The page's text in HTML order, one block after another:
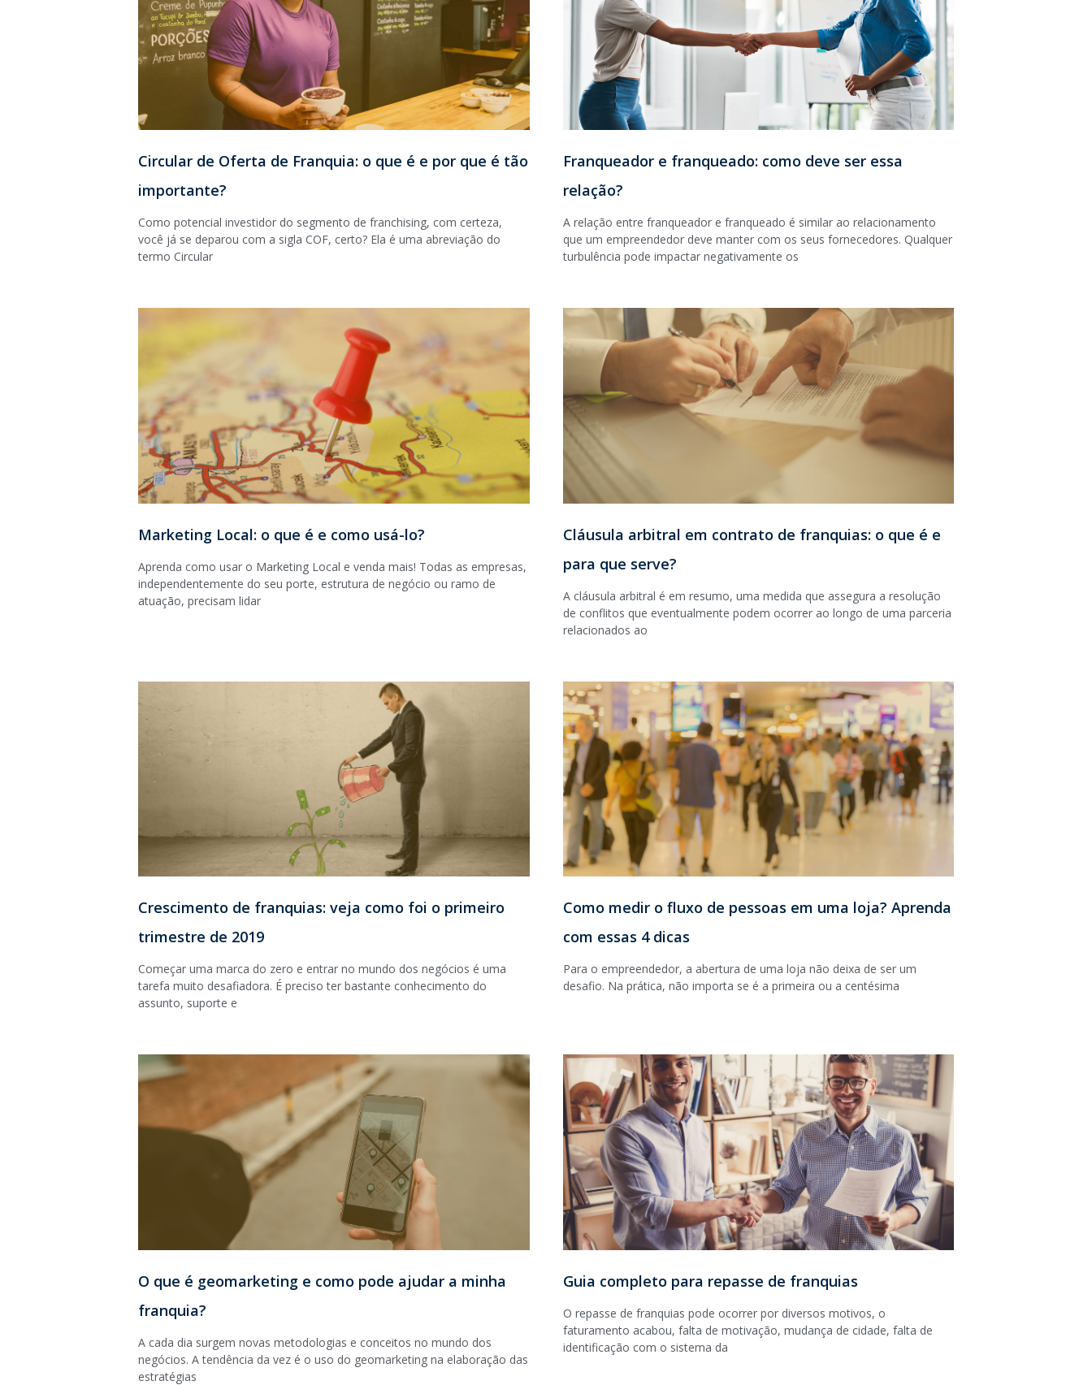
Circular de Oferta de Franquia: o que é e por que é tão
importante?
Como potencial investidor do segmento de franchising, com certeza,
você já se deparou com a sigla COF, certo? Ela é uma abreviação do
termo Circular
Franqueador e franqueado: como deve ser essa
relação?
A relação entre franqueador e franqueado é similar ao relacionamento
que um empreendedor deve manter com os seus fornecedores. Qualquer
turbulência pode impactar negativamente os
Marketing Local: o que é e como usá-lo?
Aprenda como usar o Marketing Local e venda mais! Todas as empresas,
independentemente do seu porte, estrutura de negócio ou ramo de
atuação, precisam lidar
Cláusula arbitral em contrato de franquias: o que é e
para que serve?
A cláusula arbitral é em resumo, uma medida que assegura a resolução
de conflitos que eventualmente podem ocorrer ao longo de uma parceria
relacionados ao
Crescimento de franquias: veja como foi o primeiro
trimestre de 2019
Começar uma marca do zero e entrar no mundo dos negócios é uma
tarefa muito desafiadora. É preciso ter bastante conhecimento do
assunto, suporte e
Como medir o fluxo de pessoas em uma loja? Aprenda
com essas 4 dicas
Para o empreendedor, a abertura de uma loja não deixa de ser um
desafio. Na prática, não importa se é a primeira ou a centésima
O que é geomarketing e como pode ajudar a minha
franquia?
A cada dia surgem novas metodologias e conceitos no mundo dos
negócios. A tendência da vez é o uso do geomarketing na elaboração das
estratégias
Guia completo para repasse de franquias
O repasse de franquias pode ocorrer por diversos motivos, o
faturamento acabou, falta de motivação, mudança de cidade, falta de
identificação com o sistema da